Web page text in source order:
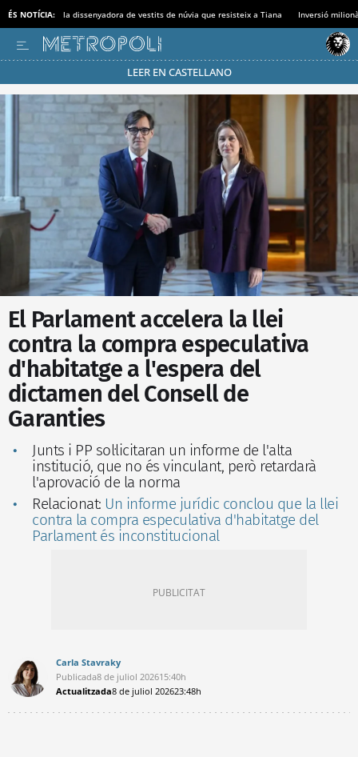
ÉS NOTÍCIA: la dissenyadora de vestits de núvia que resisteix a Tiana Inversió
LEER EN CASTELLANO
Passa’t al mode estalvi
El Parlament accelera la llei
contra la compra especulativa
d'habitatge a l'espera del
dictamen del Consell de
Garanties
Junts i PP sol·licitaran un informe de l'alta
institució, que no és vinculant, però retardarà
l'aprovació de la norma
Relacionat: Un informe jurídic conclou que la llei
contra la compra especulativa d'habitatge del
Parlament és inconstitucional
Carla Stavraky
Publicada8 de juliol 202615:40h
Actualitzada8 de juliol 202623:48h